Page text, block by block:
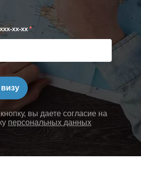
xx-xx *
вы даете согласие на
персональных данных